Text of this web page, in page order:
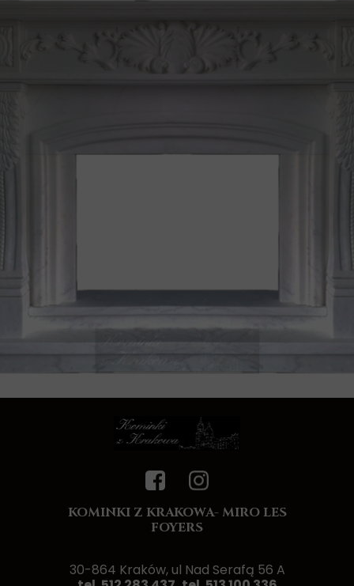
KOMINKI Z KRAKOWA- MIRO LES
FOYERS
30-864 Kraków, ul Nad Serafą 56 A